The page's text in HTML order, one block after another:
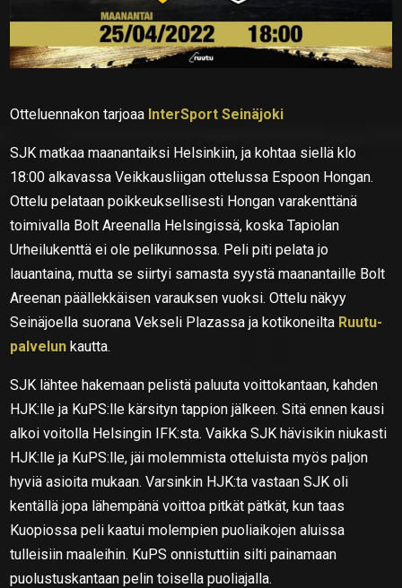
Otteluennakon tarjoaa InterSport Seinäjoki
SJK matkaa maanantaiksi Helsinkiin, ja kohtaa siellä klo
18:00 alkavassa Veikkausliigan ottelussa Espoon Hongan.
Ottelu pelataan poikkeuksellisesti Hongan varakenttänä
toimivalla Bolt Areenalla Helsingissä, koska Tapiolan
Urheilukenttä ei ole pelikunnossa. Peli piti pelata jo
lauantaina, mutta se siirtyi samasta syystä maanantaille Bolt
Areenan päällekkäisen varauksen vuoksi. Ottelu näkyy
Seinäjoella suorana Vekseli Plazassa ja kotikoneilta Ruutu-
palvelun kautta.
SJK lähtee hakemaan pelistä paluuta voittokantaan, kahden
HJK:lle ja KuPS:lle kärsityn tappion jälkeen. Sitä ennen kausi
alkoi voitolla Helsingin IFK:sta. Vaikka SJK hävisikin niukasti
HJK:lle ja KuPS:lle, jäi molemmista otteluista myös paljon
hyviä asioita mukaan. Varsinkin HJK:ta vastaan SJK oli
kentällä jopa lähempänä voittoa pitkät pätkät, kun taas
Kuopiossa peli kaatui molempien puoliaikojen aluissa
tulleisiin maaleihin. KuPS onnistuttiin silti painamaan
puolustuskantaan pelin toisella puoliajalla.